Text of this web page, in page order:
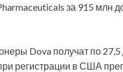
за 915 млн
Dova получат по
регистрации в США